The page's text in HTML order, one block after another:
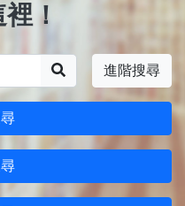
！
進階搜尋